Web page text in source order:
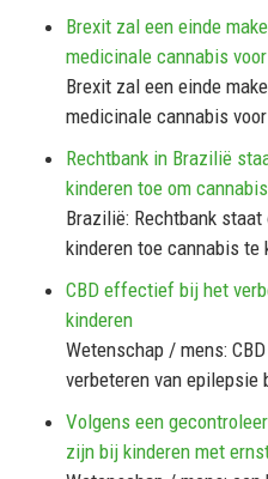
Brexit zal een einde
medicinale cannabis
Brexit zal een einde
medicinale cannabis
Rechtbank in Brazilië
kinderen toe om
Brazilië: Rechtbank
kinderen toe cannabis te
CBD effectief bij het
kinderen
Wetenschap / mens:
verbeteren van epilepsie
Volgens een
zijn bij kinderen met